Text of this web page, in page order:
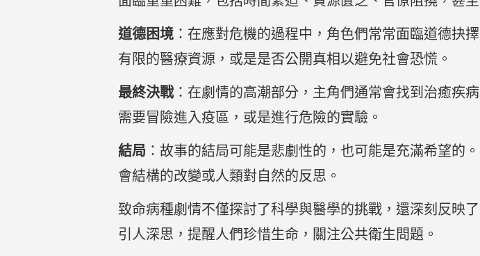
道德困境 ：在應對危機的過程中，角色們常常面臨道德抉
有限的醫療資源，或是是否公開真相以避免社會恐慌。
最終決戰：在劇情的高潮部分，主角們通常會找到治癒疾
需要冒險進入疫區，或是進行危險的實驗。
結局 ：故事的結局可能是悲劇性的，也可能是充滿希望的
會結構的改變或人類對自然的反思。
致命病種劇情不僅探討了科學與醫學的挑戰，還深刻反映
引人深思，提醒人們珍惜生命，關注公共衛生問題。